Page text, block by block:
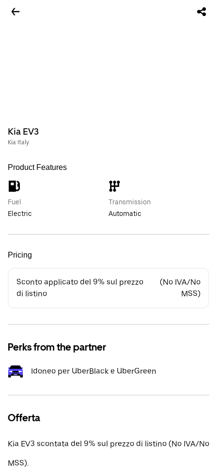
Kia EV3
Kia Italy
Product Features
Fuel
Electric
Transmission
Automatic
Pricing
Sconto applicato del 9% sul prezzo
di listino
(No IVA/No
MSS)
Perks from the partner
Idoneo per UberBlack e UberGreen
Offerta
Kia EV3 scontata del 9% sul prezzo di listino (No IVA/No
MSS).